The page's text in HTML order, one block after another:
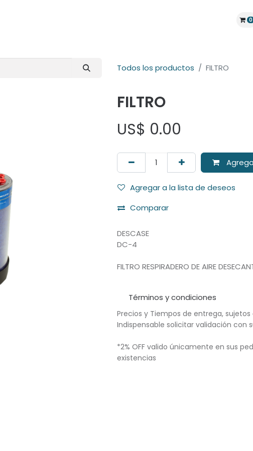
0
Todos los productos FILTRO
FILTRO
US$ 0.00
Agregar a la lista de deseos
Comparar
DESCASE
DC-4
FILTRO RESPIRADERO DE AIRE
Términos y condiciones
Precios y Tiempos de entrega, sujetos
Indispensable solicitar validación con
*2% OFF valido únicamente en sus
existencias